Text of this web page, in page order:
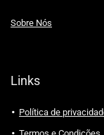
Sobre Nós
Links
Política de